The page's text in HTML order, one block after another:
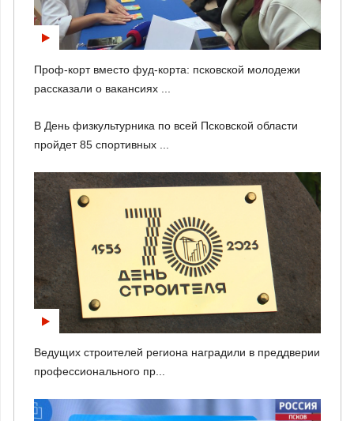
Проф-корт вместо фуд-корта: псковской молодежи
рассказали о вакансиях ...
В День физкультурника по всей Псковской области
пройдет 85 спортивных ...
Ведущих строителей региона наградили в преддверии
профессионального пр...